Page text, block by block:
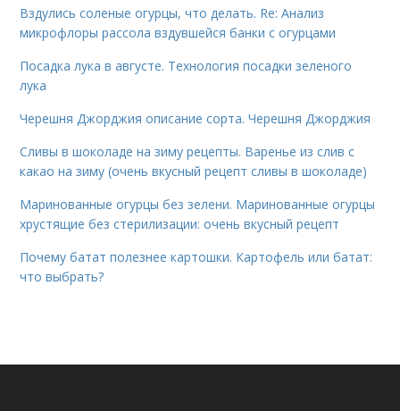
Вздулись соленые огурцы, что делать. Re: Анализ
микрофлоры рассола вздувшейся банки с огурцами
Посадка лука в августе. Технология посадки зеленого
лука
Черешня Джорджия описание сорта. Черешня Джорджия
Сливы в шоколаде на зиму рецепты. Варенье из слив с
какао на зиму (очень вкусный рецепт сливы в шоколаде)
Маринованные огурцы без зелени. Маринованные огурцы
хрустящие без стерилизации: очень вкусный рецепт
Почему батат полезнее картошки. Картофель или батат:
что выбрать?